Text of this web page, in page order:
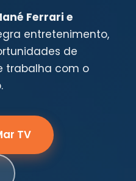
Ferrari e
entretenimento,
de
trabalha com o
TV